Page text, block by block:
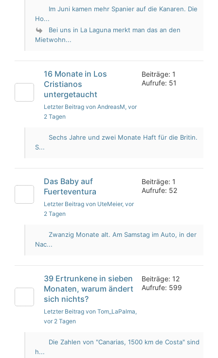
Im Juni kamen mehr Spanier auf die Kanaren. Die
Ho...
Bei uns in La Laguna merkt man das an den
Mietwohn...
16 Monate in Los
Cristianos
untergetaucht
Letzter Beitrag von AndreasM, vor
2 Tagen
Beiträge: 1
Aufrufe: 51
Sechs Jahre und zwei Monate Haft für die Britin.
S...
Das Baby auf
Fuerteventura
Letzter Beitrag von UteMeier, vor
2 Tagen
Beiträge: 1
Aufrufe: 52
Zwanzig Monate alt. Am Samstag im Auto, in der
Nac...
39 Ertrunkene in sieben
Monaten, warum ändert
sich nichts?
Letzter Beitrag von Tom_LaPalma,
vor 2 Tagen
Beiträge: 12
Aufrufe: 599
Die Zahlen von "Canarias, 1500 km de Costa" sind
h...